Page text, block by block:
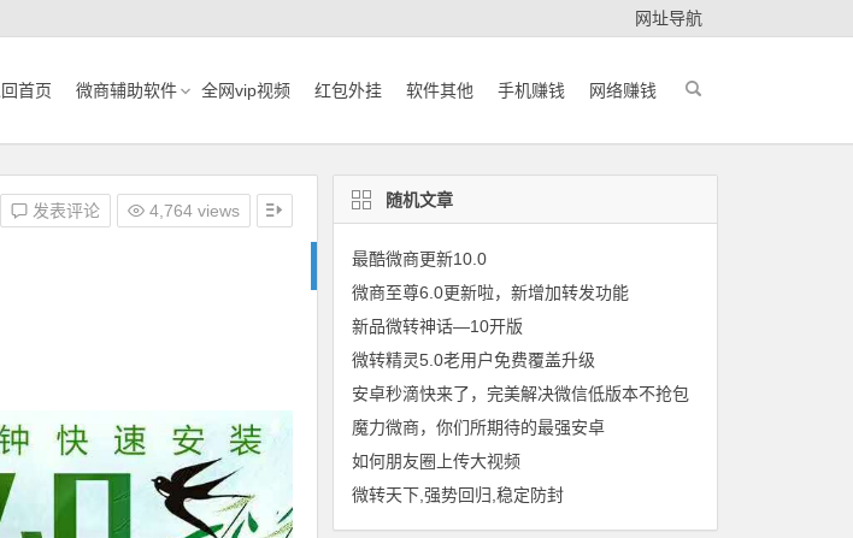
网址导航
首页 微商辅助软件 全网vip视频 红包外挂 软件其他 手机赚钱 网络赚钱
发表评论 4,764 views
随机文章
最酷微商更新10.0
微商至尊6.0更新啦，新增加转发功能
新品微转神话—10开版
微转精灵5.0老用户免费覆盖升级
安卓秒滴快来了，完美解决微信低版本不抢包
魔力微商，你们所期待的最强安卓
如何朋友圈上传大视频
微转天下,强势回归,稳定防封